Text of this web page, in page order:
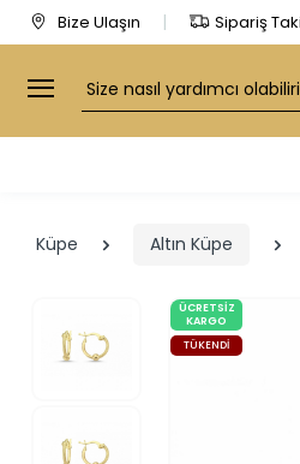
Bize Ulaşın Sipariş
Arama
Küpe Altın Küpe
ÜCRETSIZ
KARGO
TÜKENDI